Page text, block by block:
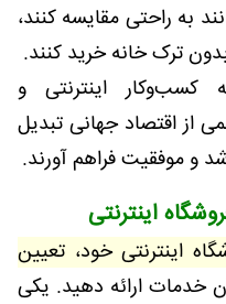
به راحتی مقایسه کنند،
ترک خانه خرید کنند.
کسب‌وکار اینترنتی و
از اقتصاد جهانی تبدیل
و موفقیت فراهم آورند.
اینترنتی
اینترنتی خود، تعیین
خدمات ارائه دهید. یکی